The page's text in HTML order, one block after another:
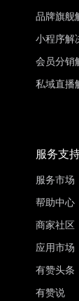
品牌旗舰
小程序解
会员分销
私域直播
服务支
服务市场
帮助中心
商家社区
应用市场
有赞头条
有赞说